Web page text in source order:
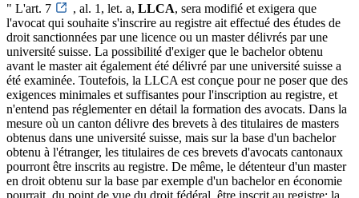
" L'art. 7 , al. 1, let. a, LLCA, sera modifié et exigera que
l'avocat qui souhaite s'inscrire au registre ait effectué des études de
droit sanctionnées par une licence ou un master délivrés par une
université suisse. La possibilité d'exiger que le bachelor obtenu
avant le master ait également été délivré par une université suisse a
été examinée. Toutefois, la LLCA est conçue pour ne poser que des
exigences minimales et suffisantes pour l'inscription au registre, et
n'entend pas réglementer en détail la formation des avocats. Dans la
mesure où un canton délivre des brevets à des titulaires de masters
obtenus dans une université suisse, mais sur la base d'un bachelor
obtenu à l'étranger, les titulaires de ces brevets d'avocats cantonaux
pourront être inscrits au registre. De même, le détenteur d'un master
en droit obtenu sur la base par exemple d'un bachelor en économie
pourrait, du point de vue du droit fédéral, être inscrit au registre: la